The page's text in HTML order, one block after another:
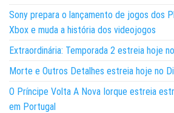
Sony prepara o lançamento de jogos dos
Xbox e muda a história dos videojogos
Extraordinária: Temporada 2 estreia hoje
Morte e Outros Detalhes estreia hoje no
O Príncipe Volta A Nova Iorque estreia
em Portugal